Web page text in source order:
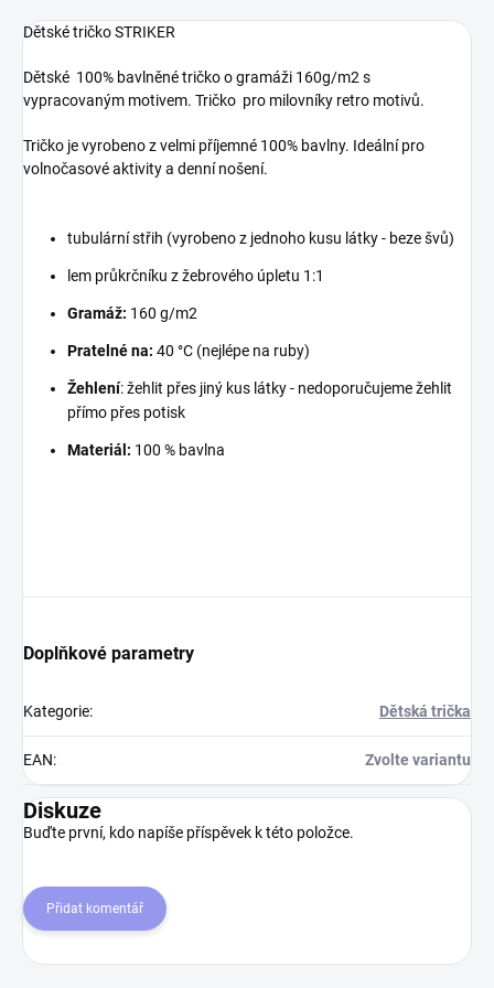
Dětské tričko STRIKER
Dětské 100% bavlněné tričko o gramáži 160g/m2 s
vypracovaným motivem. Tričko pro milovníky retro motivů.
Tričko je vyrobeno z velmi příjemné 100% bavlny. Ideální pro
volnočasové aktivity a denní nošení.
tubulární střih (vyrobeno z jednoho kusu látky - beze švů)
lem průkrčníku z žebrového úpletu 1:1
Gramáž: 160 g/m2
Pratelné na: 40 °C (nejlépe na ruby)
Žehlení: žehlit přes jiný kus látky - nedoporučujeme žehlit
přímo přes potisk
Materiál: 100 % bavlna
Doplňkové parametry
Kategorie: Dětská trička
EAN: Zvolte variantu
Diskuze
Buďte první, kdo napíše příspěvek k této položce.
Přidat komentář